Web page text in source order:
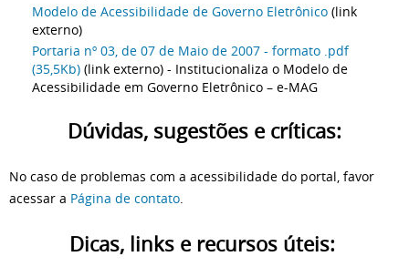
Modelo de Acessibilidade de Governo Eletrônico (link
externo)
Portaria nº 03, de 07 de Maio de 2007 - formato .pdf
(35,5Kb) (link externo) - Institucionaliza o Modelo de
Acessibilidade em Governo Eletrônico – e-MAG
Dúvidas, sugestões e críticas:
No caso de problemas com a acessibilidade do portal, favor
acessar a Página de contato.
Dicas, links e recursos úteis: